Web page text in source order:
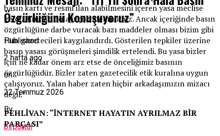
basın kartı ve resmi ilan alabilmesini içeren yasa meclise
geldi. Bundan dolayı çok memnunuz. Ancak içeriğinde basın
özgürlüğüne darbe vuracak bazı maddeler olması bizim gibi
tüm gazetecileri kaygılandırdı. Gösterilen tepkiler üzerine
basın yasası görüşmeleri şimdilik ertelendi. Bu yasa bizler
için ne kadar önem arz etse de önceliğimiz basının
özgürlüğüdür. Bizler zaten gazetecilik etik kuralına uygun
çalışıyoruz. Yalan haber zaten hiçbir arkadaşımızın mizacı
değil.”
PEHLİVAN: “İNTERNET HAYATIN AYRILMAZ BİR
PARÇASI”
Özgürlüğünü Konuşuyoruz”
Published
2 hafta ago
on
22 Temmuz 2026
By
birportal